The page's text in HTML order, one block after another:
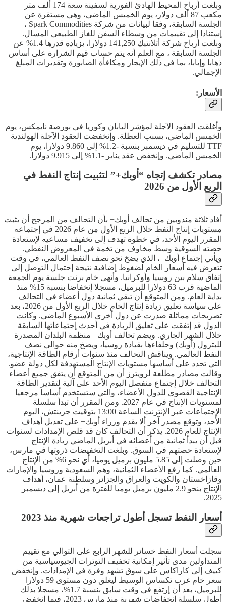
وبلغت أرباح المحيط الهادئ الفورية لسفينة سعة 174 ألف متر
مكعب 87 ألف دولار، يوم الخميس الماضي، وهي مستقرة عن
الجلسة السابقة، وفقا لبيانات من شركة Spark Commodities ،
إستنادا إلى تقييمات من وسطاء السفن للغاز الطبيعي المسال.
وبلغت أرباح شركة أتلانتيك 141,250 دولارا، بزيادة قدرها 1.4% عن
الجلسة السابقة ، مع العلم أنه يتم حساب قيم الشرارة على أساس
ذهابا وإيابا، بما في ذلك الإيجار ومكافأة الصابورة وتقديرات المبلغ
الإجمالي.
الأسعار:
وأغلقت العقود الآجلة لمؤشر اليابان وكوريا في بورصة نايمكس، يوم
الخميس الماضي، بسبب العطلة. وإنخفضت العقود الآجلة الهولندية
TTF للتسليم في ديسمبر بنسبة -1.2% إلى 9.860 دولارا، يوم
الخميس الماضي. وإنخفض عقد يناير -1.1% إلى 9.915 دولارا.
مصادر تكشف إتجاه “أوبك+” لتثبيت إنتاج النفط في
الربع الأول من 2026
أفاد ثلاثة مندوبين من تحالف أوبك+ بأن التحالف من المرجح أن يثبت
مستويات إنتاج النفط خلال الربع الأول من عام 2026 في إجتماعه
المقرر اليوم الأحد، في خطوة تهدف إلى تخفيف مساعيه لإستعادة
حصته السوقية وسط مخاوف من تخمة في المعروض النفطي.
ويأتي إجتماع أوبك+، الذي يضخ نحو نصف النفط العالمي، في وقت
تتعرض فيه أسعار الخام لضغوط إضافية نتيجة إحتمال التوصل إلى
إتفاق سلام بين روسيا وأوكرانيا. وأنهى خام برنت جلسة يوم الجمعة
الماضية قرب 63 دولارا للبرميل، مسجلا إنخفاضا بنسبة 15% منذ
بداية العام. ومن المتوقع أن تبقي ثمانية دول أعضاء في التحالف
على سياسة تعليق زيادة إنتاج الخام خلال الربع الأول من 2026، بعد
تصريحات مماثلة صدرت عن دول أخرى الأسبوع الماضي. وكانت
الدول قد إتفقت على تعليق الزيادة في أحدث إجتماعاتها السابقة
خلال الشهر الجاري. ويضم تحالف أوبك+ منظمة البلدان المصدرة
للبترول (أوبك) وحلفاءها بقيادة روسيا، ويضخ منه حوالي نصف
النفط العالمي. ويناقش التحالف منذ سنوات أرقام الطاقة الإنتاجية،
التي تحدد على أساسها مستويات الإنتاج المستهدفة لكل دولة عضو.
وقالت مصادر مطلعة لرويترز أن من المتوقع أن يتفق جميع أعضاء
التحالف خلال إجتماع منفصل اليوم الأحد على آلية لتقدير الطاقة
الإنتاجية القصوى للدول الأعضاء، والتي ستستخدم أساسا مرجعيا
لمستويات الإنتاج في عام 2027. ومن المقرر أن تبدأ سلسلة
الإجتماعات عبر الإنترنت الساعة 13:00 بتوقيت جرينتش، اليوم
الأحد، وتوقع مصدر آخر ألا يقدم وزراء أوبك+ على تعديل أهداف
الإنتاج للعام 2026. يذكر أن التحالف كان قد قلص الإمدادات لسنوات
قبل أن يبدأ ثمانية من أعضائه في أبريل الماضي زيادة الإنتاج
لإستعادة حصتهم في السوق. وبلغت التخفيضات ذروتها في مارس،
حين وصلت إلى 5.85 مليون برميل يوميا، أي نحو 6% من الإنتاج
العالمي. كما رفع الأعضاء الثمانية، وهم السعودية وروسيا والإمارات
وقازاخستان والكويت والعراق والجزائر وسلطنة عمان، أهداف
الإنتاج بنحو 2.9 مليون برميل يوميا للفترة من أبريل إلى ديسمبر
2025.
أسعار النفط تسجل أطول تراجعات شهرية منذ 2023
سجلت أسعار النفط خسائر للشهر الرابع على التوالي مع تقييم
المتداولين مدى تأثير إمكانية تخفيف التوترات الجيوسياسية من
كييف إلى كاراكاس على سوق تشهد وفرة في الإمدادات. وإنخفض
سعر خام غرب تكساس الوسيط ليغلق دون مستوى 59 دولارا
للبرميل، بعد أن إرتفع في وقت سابق بنسبة 1.7%، مسجلا بذلك
أطول سلسلة إنخفاضات شهرية منذ مارس 2023، فيما إنخفض